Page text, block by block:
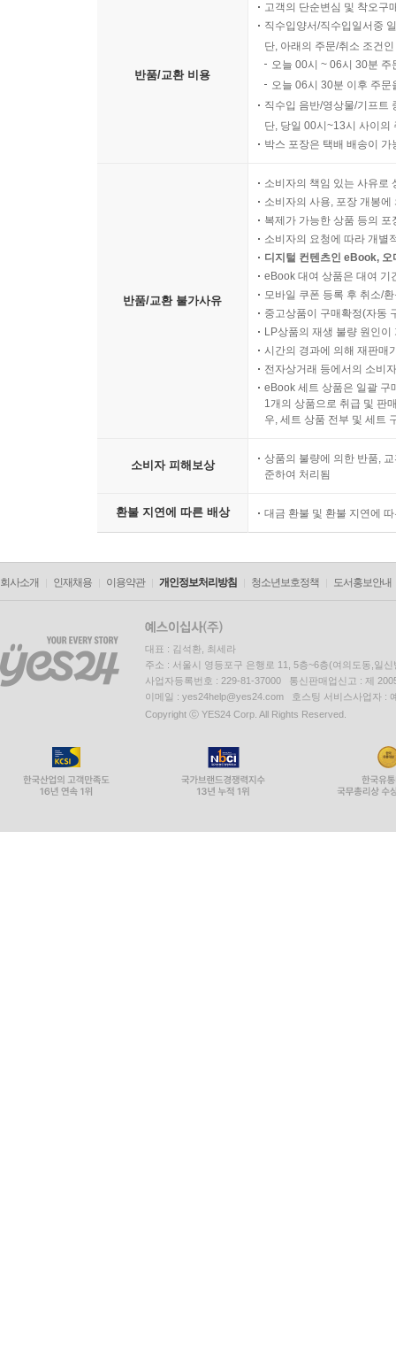
반품/교환 비용
고객의 단순변심 및 착오구
직수입양서/직수입일서중
단, 아래의 주문/취소 조건
오늘 00시 ~ 06시 30분
오늘 06시 30분 이후 주
직수입 음반/영상물/기프트
단, 당일 00시~13시 사이의
박스 포장은 택배 배송이
반품/교환 불가사유
소비자의 책임 있는 사유로
소비자의 사용, 포장 개봉
복제가 가능한 상품 등의
소비자의 요청에 따라 개별
디지털 컨텐츠인 eBook,
eBook 대여 상품은 대여 기
모바일 쿠폰 등록 후 취소/
중고상품이 구매확정(자동
LP상품의 재생 불량 원인
시간의 경과에 의해 재판매
전자상거래 등에서의 소비
eBook 세트 상품은 일괄 구
1개의 상품으로 취급 및 판
우, 세트 상품 전부 및 세트
소비자 피해보상
상품의 불량에 의한 반품,
준하여 처리됨
환불 지연에 따른 배상 대금 환불 및 환불 지연에
회사소개 인재채용 이용약관 개인정보처리방침 청소년보호정책 도서홍보안내
대표 : 김석환, 최세라
주소 : 서울시 영등포구 은행로 11, 5층~6층(여의도동,일신
사업자등록번호 : 229-81-37000 통신판매업신고 : 제
이메일 : yes24help@yes24.com 호스팅 서비스사업자 :
Copyright ⓒ YES24 Corp. All Rights Reserved.